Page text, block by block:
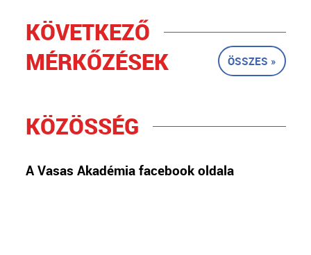
KÖVETKEZŐ
MÉRKŐZÉSEK
ÖSSZES »
KÖZÖSSÉG
A Vasas Akadémia facebook oldala